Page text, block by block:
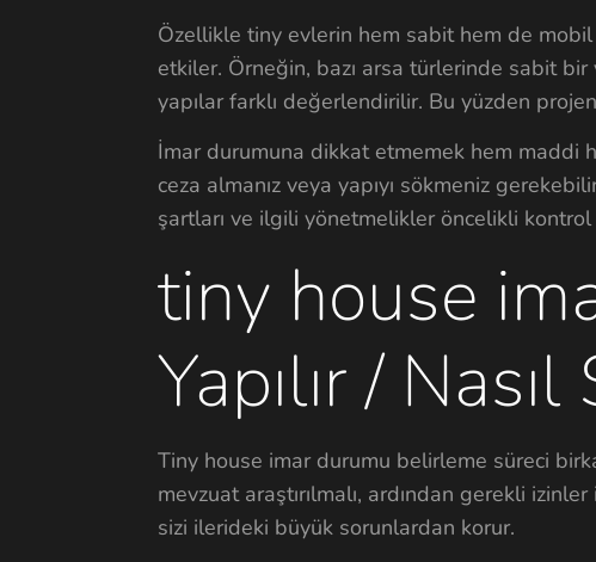
Özellikle tiny evlerin hem sabit hem de
etkiler. Örneğin, bazı arsa türlerinde sabit
yapılar farklı değerlendirilir. Bu yüzden
İmar durumuna dikkat etmemek hem maddi
ceza almanız veya yapıyı sökmeniz
şartları ve ilgili yönetmelikler öncelikli
tiny house
Yapılır /
Tiny house imar durumu belirleme süreci
mevzuat araştırılmalı, ardından gerekli
sizi ilerideki büyük sorunlardan korur.